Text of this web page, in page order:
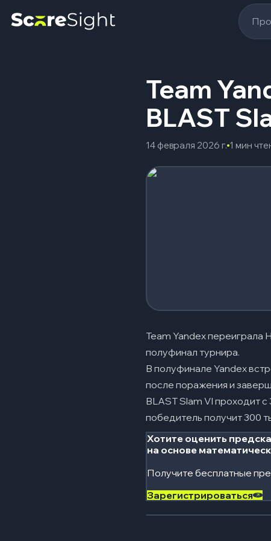
Team
BLAST
14 февраля 2026 г. 1 мин
Team Yandex переиграла
полуфинал турнира.
В полуфинале Yandex
после поражения и
BLAST Slam VI проходит
победитель получит 300
Хотите оценить
на основе
Получите бесплатные
Зарегистрироваться